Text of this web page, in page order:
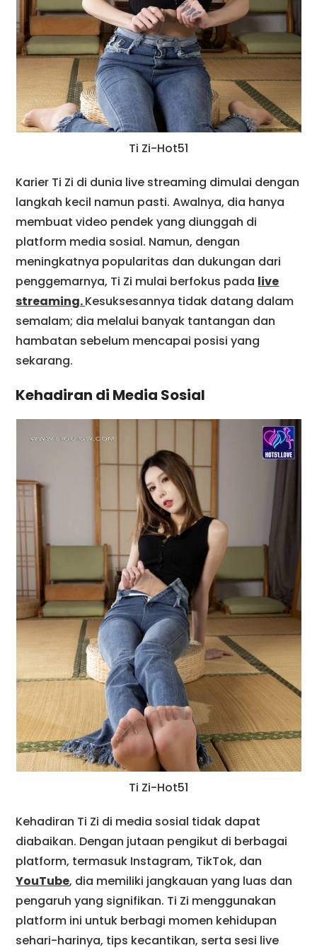
Ti Zi-Hot51
Karier Ti Zi di dunia live streaming dimulai dengan
langkah kecil namun pasti. Awalnya, dia hanya
membuat video pendek yang diunggah di
platform media sosial. Namun, dengan
meningkatnya popularitas dan dukungan dari
penggemarnya, Ti Zi mulai berfokus pada live
streaming.Kesuksesannya tidak datang dalam
semalam; dia melalui banyak tantangan dan
hambatan sebelum mencapai posisi yang
sekarang.
Kehadiran di Media Sosial
Ti Zi-Hot51
Kehadiran Ti Zi di media sosial tidak dapat
diabaikan. Dengan jutaan pengikut di berbagai
platform, termasuk Instagram, TikTok, dan
YouTube, dia memiliki jangkauan yang luas dan
pengaruh yang signifikan. Ti Zi menggunakan
platform ini untuk berbagi momen kehidupan
sehari-harinya, tips kecantikan, serta sesi live